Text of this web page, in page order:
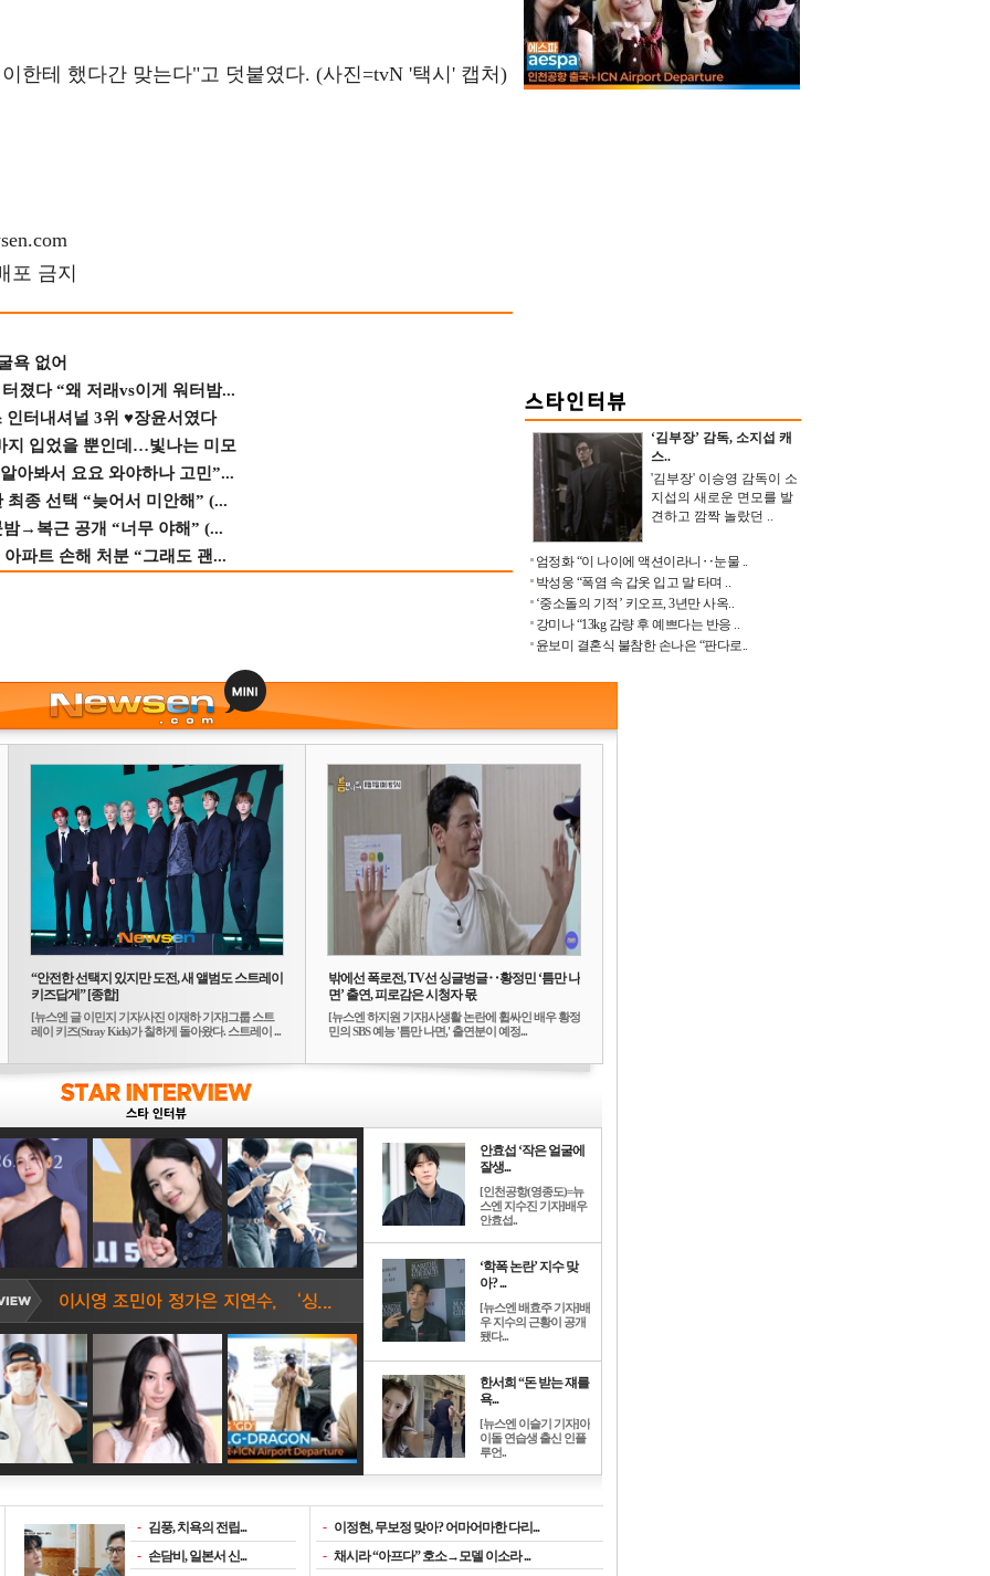
한테 했다간 맞는다"고 덧붙였다. (사진=tvN '택시' 캡처)
포 금지
욕 없어
졌다 “왜 저래vs이게 워터밤...
인터내셔널 3위 ♥장윤서였다
지 입었을 뿐인데…빛나는 미모
아봐서 요요 와야하나 고민”...
종 선택 “늦어서 미안해” (...
→복근 공개 “너무 야해” (...
파트 손해 처분 “그래도 괜...
‘김부장’ 감독, 소지섭 캐
스..
'김부장' 이승영 감독이 소
지섭의 새로운 면모를 발
견하고 깜짝 놀랐던 ..
엄정화 “이 나이에 액션이라니‥눈물 ..
박성웅 “폭염 속 갑옷 입고 말 타며 ..
‘중소돌의 기적’ 키오프, 3년만 사옥..
강미나 “13kg 감량 후 예쁘다는 반응 ..
윤보미 결혼식 불참한 손나은 “판다로..
“안전한 선택지 있지만 도전, 새 앨범도 스트레이
키즈답게” [종합]
[뉴스엔 글 이민지 기자/사진 이재하 기자]그룹 스트
레이 키즈(Stray Kids)가 칠하게 돌아왔다. 스트레이 ...
밖에선 폭로전, TV선 싱글벙글‥황정민 ‘틈만 나
면’ 출연, 피로감은 시청자 몫
[뉴스엔 하지원 기자]사생활 논란에 휩싸인 배우 황정
민의 SBS 예능 '틈만 나면,' 출연분이 예정...
안효섭 ‘작은 얼굴에
잘생...
[인천공항(영종도)=뉴
스엔 지수진 기자]배우
안효섭..
‘학폭 논란’ 지수 맞
아? ...
[뉴스엔 배효주 기자]배
우 지수의 근황이 공개
됐다...
한서희 “돈 받는 쟤를
욕...
[뉴스엔 이슬기 기자]아
이돌 연습생 출신 인플
루언..
- 김풍, 치욕의 전립...
- 손담비, 일본서 신...
- 이정현, 무보정 맞아? 어마어마한 다리...
- 채시라 “아프다” 호소→모델 이소라 ...